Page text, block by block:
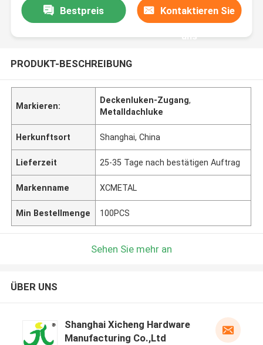
Bestpreis Kontaktieren Sie
uns
PRODUKT-BESCHREIBUNG
Markieren:
Deckenluken-Zugang,
Metalldachluke
Herkunftsort Shanghai, China
Lieferzeit 25-35 Tage nach bestätigen Auftrag
Markenname XCMETAL
Min Bestellmenge 100PCS
Sehen Sie mehr an
ÜBER UNS
Shanghai Xicheng Hardware
Manufacturing Co.,Ltd